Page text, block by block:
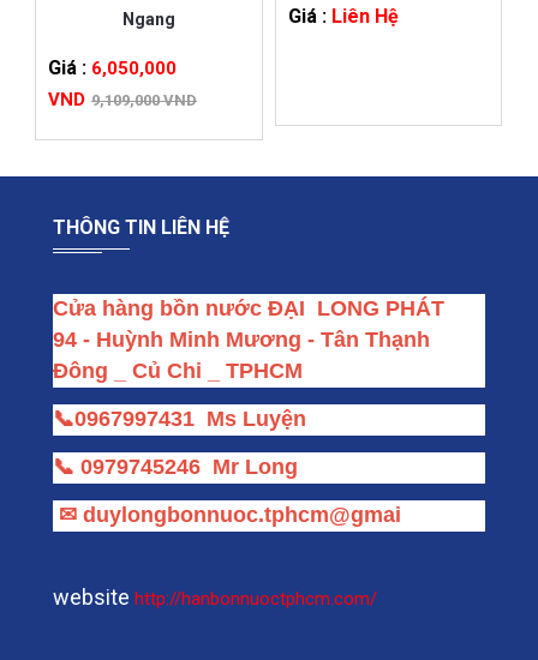
Ngang
Giá : 6,050,000
VND 9,109,000 VND
Giá :Liên Hệ
THÔNG TIN LIÊN HỆ
Cửa hàng bồn nước ĐẠI  LONG PHÁT
94 - Huỳnh Minh Mương - Tân Thạnh
Đông _ Củ Chi _ TPHCM
📞0967997431 Ms Luyện
📞 0979745246 Mr Long
✉ duylongbonnuoc.tphcm@gmai
website http://hanbonnuoctphcm.com/